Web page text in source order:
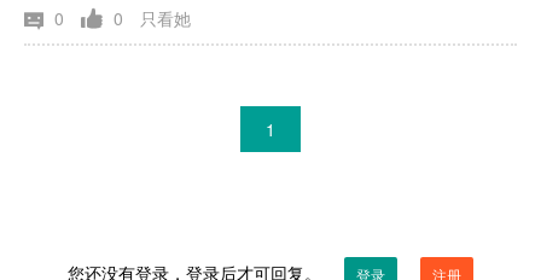
0 0 只看她
1
您还没有登录，登录后才可回复。 登录 注册